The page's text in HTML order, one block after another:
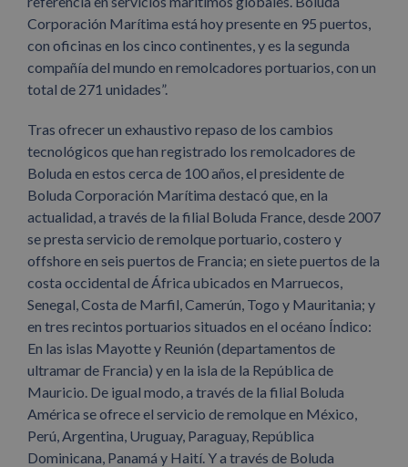
Corporación Marítima está hoy presente en 95 puertos,
con oficinas en los cinco continentes, y es la segunda
compañía del mundo en remolcadores portuarios, con un
total de 271 unidades”.
Tras ofrecer un exhaustivo repaso de los cambios
tecnológicos que han registrado los remolcadores de
Boluda en estos cerca de 100 años, el presidente de
Boluda Corporación Marítima destacó que, en la
actualidad, a través de la filial Boluda France, desde 2007
se presta servicio de remolque portuario, costero y
offshore en seis puertos de Francia; en siete puertos de la
costa occidental de África ubicados en Marruecos,
Senegal, Costa de Marfil, Camerún, Togo y Mauritania; y
en tres recintos portuarios situados en el océano Índico:
En las islas Mayotte y Reunión (departamentos de
ultramar de Francia) y en la isla de la República de
Mauricio. De igual modo, a través de la filial Boluda
América se ofrece el servicio de remolque en México,
Perú, Argentina, Uruguay, Paraguay, República
Dominicana, Panamá y Haití. Y a través de Boluda